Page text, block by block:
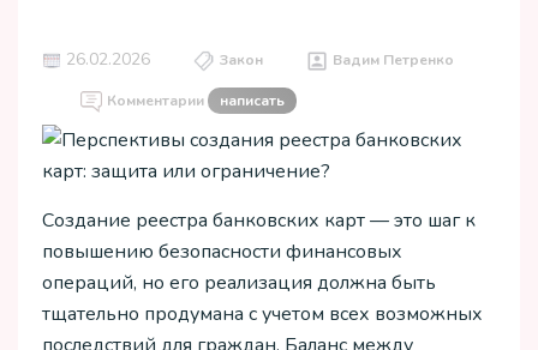
26.02.2026 Закон Вадим Петренко
Комментарии написать
Создание реестра банковских карт — это шаг к
повышению безопасности финансовых
операций, но его реализация должна быть
тщательно продумана с учетом всех возможных